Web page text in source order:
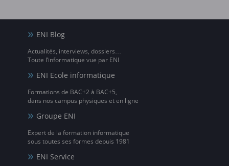
ENI Blog
Actualités, interviews, dossiers…
Toute l’informatique vue par ENI
ENI Ecole informatique
Formations de BAC+2 à BAC+5,
dans nos campus physiques et en ligne
Groupe ENI
Expert de la formation informatique
sous toutes ses formes depuis 1981
ENI Service